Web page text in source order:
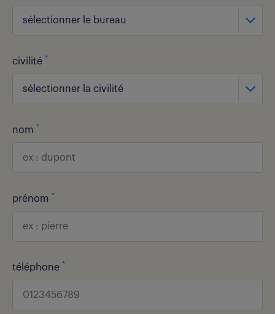
sélectionner le bureau
civilité *
sélectionner la civilité
nom *
prénom *
téléphone *